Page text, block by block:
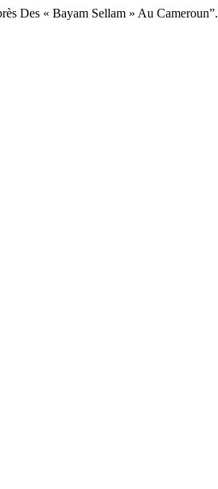
Des « Bayam Sellam » Au Cameroun”.